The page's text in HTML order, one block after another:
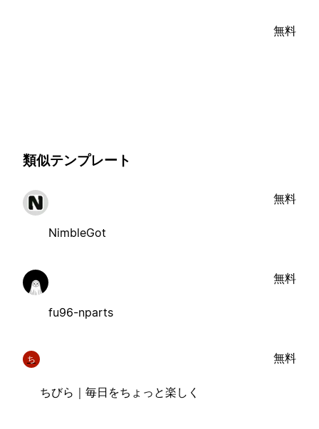
無料
類似テンプレート
NimbleGot
無料
fu96-nparts
無料
ち
ちびら｜毎日をちょっと楽しく
無料